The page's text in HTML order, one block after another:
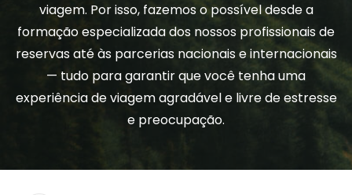
viagem. Por isso, fazemos o possível desde a
formação especializada dos nossos profissionais de
reservas até às parcerias nacionais e internacionais
— tudo para garantir que você tenha uma
experiência de viagem agradável e livre de estresse
e preocupação.